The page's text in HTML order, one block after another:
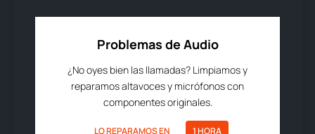
Problemas de Audio
¿No oyes bien las llamadas? Limpiamos y
reparamos altavoces y micrófonos con
componentes originales.
LO REPARAMOS EN 1 HORA